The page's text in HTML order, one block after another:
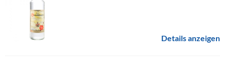
Details anzeigen